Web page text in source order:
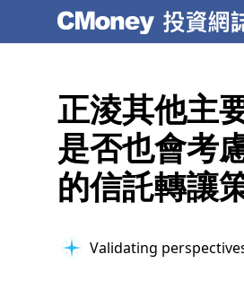
正淩其他主
是否也會考
的信託轉讓
Validating